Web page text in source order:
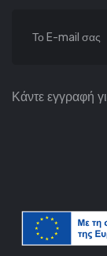
Κάντε εγγραφή